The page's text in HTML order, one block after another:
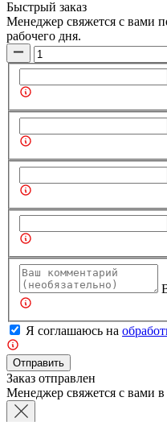
Быстрый заказ
Менеджер свяжется с вами
рабочего дня.
Я соглашаюсь на
Отправить
Заказ отправлен
Менеджер свяжется с вами в